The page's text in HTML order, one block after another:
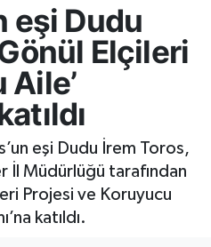
eşi Dudu
Elçileri
eşi Dudu İrem Toros,
İl Müdürlüğü tarafından
Projesi ve Koruyucu
katıldı.